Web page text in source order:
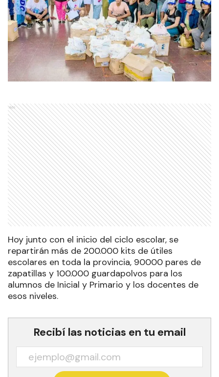
Ads
Hoy junto con el inicio del ciclo escolar, se
repartirán más de 200.000 kits de útiles
escolares en toda la provincia, 90000 pares de
zapatillas y 100.000 guardapolvos para los
alumnos de Inicial y Primario y los docentes de
esos niveles.
Recibí las noticias en tu email